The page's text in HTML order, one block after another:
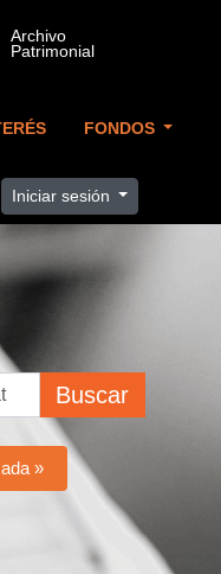
FONDOS
Iniciar sesión
Buscar
»